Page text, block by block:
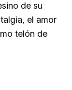
de su
el amor
telón de